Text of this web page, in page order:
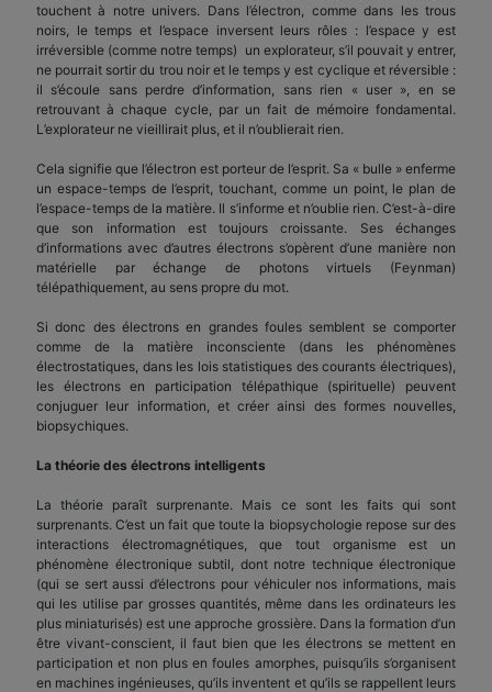
touchent à notre univers. Dans l’électron, comme dans les trous
noirs, le temps et l’espace inversent leurs rôles : l’espace y est
irréversible (comme notre temps) un explorateur, s’il pouvait y entrer,
ne pourrait sortir du trou noir et le temps y est cyclique et réversible :
il s’écoule sans perdre d’information, sans rien « user », en se
retrouvant à chaque cycle, par un fait de mémoire fondamental.
L’explorateur ne vieillirait plus, et il n’oublierait rien.
Cela signifie que l’électron est porteur de l’esprit. Sa « bulle » enferme
un espace-temps de l’esprit, touchant, comme un point, le plan de
l’espace-temps de la matière. Il s’informe et n’oublie rien. C’est-à-dire
que son information est toujours croissante. Ses échanges
d’informations avec d’autres électrons s’opèrent d’une manière non
matérielle par échange de photons virtuels (Feynman)
télépathiquement, au sens propre du mot.
Si donc des électrons en grandes foules semblent se comporter
comme de la matière inconsciente (dans les phénomènes
électrostatiques, dans les lois statistiques des courants électriques),
les électrons en participation télépathique (spirituelle) peuvent
conjuguer leur information, et créer ainsi des formes nouvelles,
biopsychiques.
La théorie des électrons intelligents
La théorie paraît surprenante. Mais ce sont les faits qui sont
surprenants. C’est un fait que toute la biopsychologie repose sur des
interactions électromagnétiques, que tout organisme est un
phénomène électronique subtil, dont notre technique électronique
(qui se sert aussi d’électrons pour véhiculer nos informations, mais
qui les utilise par grosses quantités, même dans les ordinateurs les
plus miniaturisés) est une approche grossière. Dans la formation d’un
être vivant-conscient, il faut bien que les électrons se mettent en
participation et non plus en foules amorphes, puisqu’ils s’organisent
en machines ingénieuses, qu’ils inventent et qu’ils se rappellent leurs